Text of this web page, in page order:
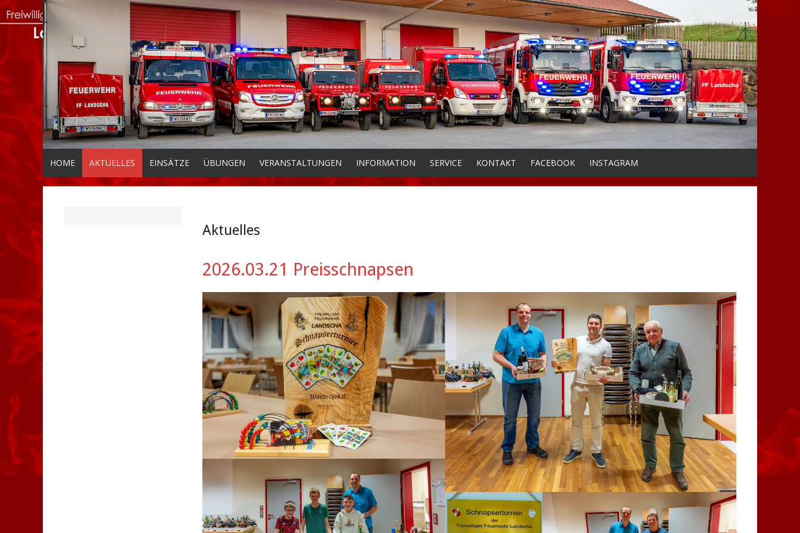
HOME AKTUELLES EINSÄTZE ÜBUNGEN VERANSTALTUNGEN INFORMATION SERVICE KONTAKT FACEBOOK INSTAGRAM
Aktuelles
2026.03.21 Preisschnapsen